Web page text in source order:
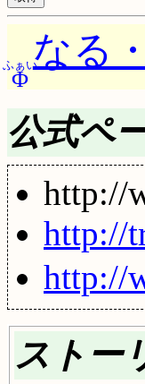
Φ
ふぁいなる
公式ペ
http://
http://
http://
ストー